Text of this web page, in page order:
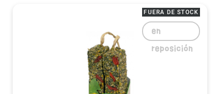
FUERA DE STOCK
en
reposición